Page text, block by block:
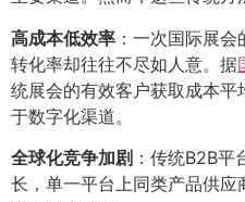
高成本低效率 ：一次国际展
转化率却往往不尽如人意。据
统展会的有效客户获取成本
于数字化渠道。
全球化竞争加剧 ：传统B2B
长，单一平台上同类产品供